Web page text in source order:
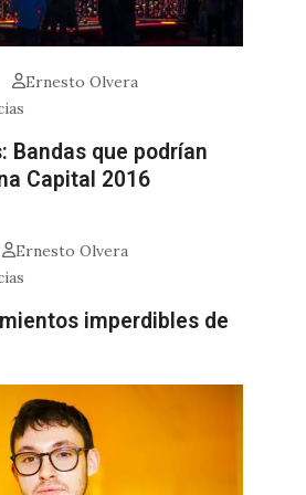
Ernesto Olvera
Bandas que podrían
Capital 2016
Ernesto Olvera
imperdibles de